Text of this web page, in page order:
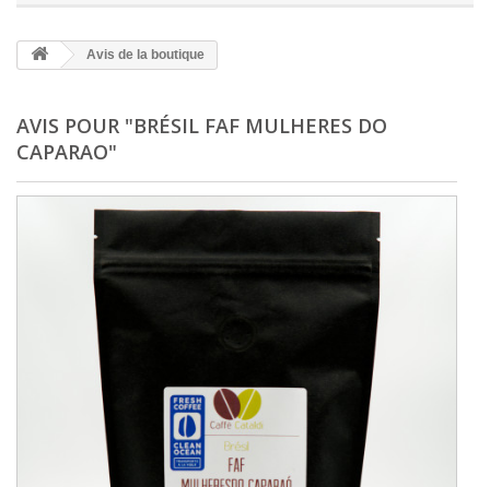
Avis de la boutique
AVIS POUR "BRÉSIL FAF MULHERES DO
CAPARAO"